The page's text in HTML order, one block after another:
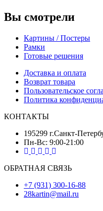
Вы смотрели
Картины / Постеры
Рамки
Готовые решения
Доставка и оплата
Возврат товара
Пользовательское
Политика
КОНТАКТЫ
Пн-Вс: 9:00-21:00
ОБРАТНАЯ СВЯЗЬ
+7 (931) 300-16-88
28kartin@mail.ru